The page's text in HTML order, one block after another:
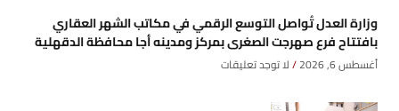
وزارة العدل تُواصل التوسع الرقمي في مكاتب الشهر العقاري
بافتتاح فرع صهرجت الصغرى بمركز ومدينه أجا محافظة الدقهلية
أغسطس 6, 2026 لا توجد تعليقات